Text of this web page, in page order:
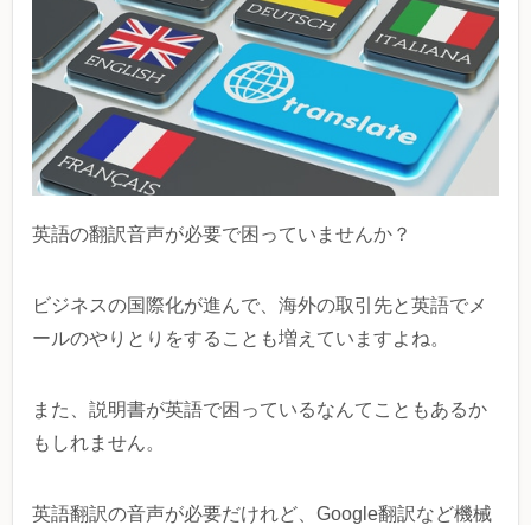
英語の翻訳音声が必要で困っていませんか？
ビジネスの国際化が進んで、海外の取引先と英語でメ
ールのやりとりをすることも増えていますよね。
また、説明書が英語で困っているなんてこともあるか
もしれません。
英語翻訳の音声が必要だけれど、Google翻訳など機械